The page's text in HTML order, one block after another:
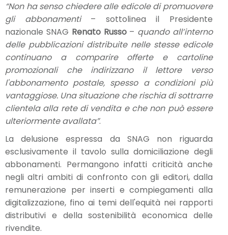
“Non ha senso chiedere alle edicole di promuovere
gli abbonamenti – sottolinea il Presidente
nazionale SNAG Renato Russo– quando all’interno
delle pubblicazioni distribuite nelle stesse edicole
continuano a comparire offerte e cartoline
promozionali che indirizzano il lettore verso
l'abbonamento postale, spesso a condizioni più
vantaggiose. Una situazione che rischia di sottrarre
clientela alla rete di vendita e che non può essere
ulteriormente avallata”.
La delusione espressa da SNAG non riguarda
esclusivamente il tavolo sulla domiciliazione degli
abbonamenti. Permangono infatti criticità anche
negli altri ambiti di confronto con gli editori, dalla
remunerazione per inserti e compiegamenti alla
digitalizzazione, fino ai temi dell'equità nei rapporti
distributivi e della sostenibilità economica delle
rivendite.